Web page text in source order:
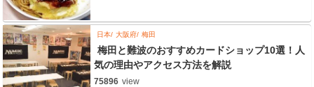
日本 大阪府 梅田
梅田と難波のおすすめカードショップ10選！人
気の理由やアクセス方法を解説
75896 view